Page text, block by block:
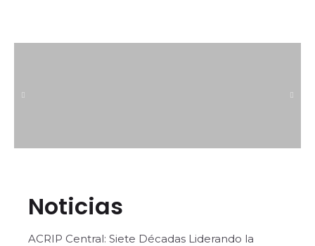
Noticias
ACRIP Central: Siete Décadas Liderando la